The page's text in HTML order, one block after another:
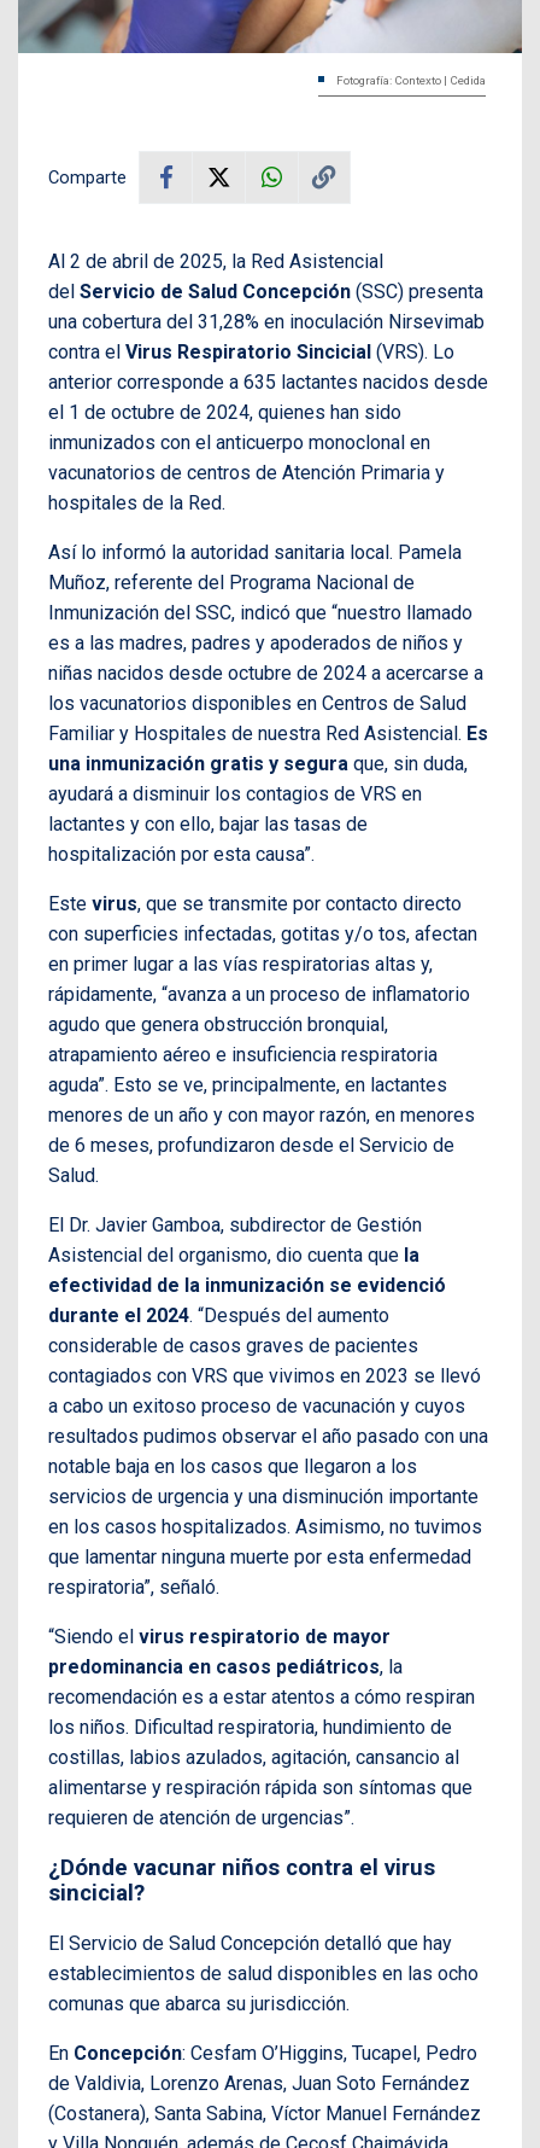
Fotografía: Contexto | Cedida
Comparte
Al 2 de abril de 2025, la Red Asistencial
del Servicio de Salud Concepción (SSC) presenta
una cobertura del 31,28% en inoculación Nirsevimab
contra el Virus Respiratorio Sincicial (VRS). Lo
anterior corresponde a 635 lactantes nacidos desde
el 1 de octubre de 2024, quienes han sido
inmunizados con el anticuerpo monoclonal en
vacunatorios de centros de Atención Primaria y
hospitales de la Red.
Así lo informó la autoridad sanitaria local. Pamela
Muñoz, referente del Programa Nacional de
Inmunización del SSC, indicó que “nuestro llamado
es a las madres, padres y apoderados de niños y
niñas nacidos desde octubre de 2024 a acercarse a
los vacunatorios disponibles en Centros de Salud
Familiar y Hospitales de nuestra Red Asistencial. Es
una inmunización gratis y segura que, sin duda,
ayudará a disminuir los contagios de VRS en
lactantes y con ello, bajar las tasas de
hospitalización por esta causa”.
Este virus, que se transmite por contacto directo
con superficies infectadas, gotitas y/o tos, afectan
en primer lugar a las vías respiratorias altas y,
rápidamente, “avanza a un proceso de inflamatorio
agudo que genera obstrucción bronquial,
atrapamiento aéreo e insuficiencia respiratoria
aguda”. Esto se ve, principalmente, en lactantes
menores de un año y con mayor razón, en menores
de 6 meses, profundizaron desde el Servicio de
Salud.
El Dr. Javier Gamboa, subdirector de Gestión
Asistencial del organismo, dio cuenta que la
efectividad de la inmunización se evidenció
durante el 2024. “Después del aumento
considerable de casos graves de pacientes
contagiados con VRS que vivimos en 2023 se llevó
a cabo un exitoso proceso de vacunación y cuyos
resultados pudimos observar el año pasado con una
notable baja en los casos que llegaron a los
servicios de urgencia y una disminución importante
en los casos hospitalizados. Asimismo, no tuvimos
que lamentar ninguna muerte por esta enfermedad
respiratoria”, señaló.
“Siendo el virus respiratorio de mayor
predominancia en casos pediátricos, la
recomendación es a estar atentos a cómo respiran
los niños. Dificultad respiratoria, hundimiento de
costillas, labios azulados, agitación, cansancio al
alimentarse y respiración rápida son síntomas que
requieren de atención de urgencias”.
¿Dónde vacunar niños contra el virus
sincicial?
El Servicio de Salud Concepción detalló que hay
establecimientos de salud disponibles en las ocho
comunas que abarca su jurisdicción.
En Concepción: Cesfam O’Higgins, Tucapel, Pedro
de Valdivia, Lorenzo Arenas, Juan Soto Fernández
(Costanera), Santa Sabina, Víctor Manuel Fernández